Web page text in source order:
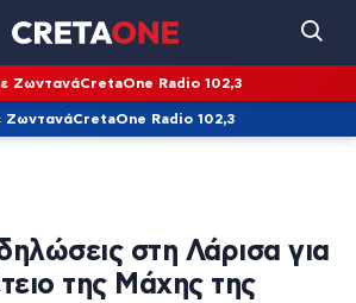
ΖωντανάCretaOne Radio 102,3
ΖωντανάCretaOne Radio 102,3
στη Λάρισα για
της Μάχης της